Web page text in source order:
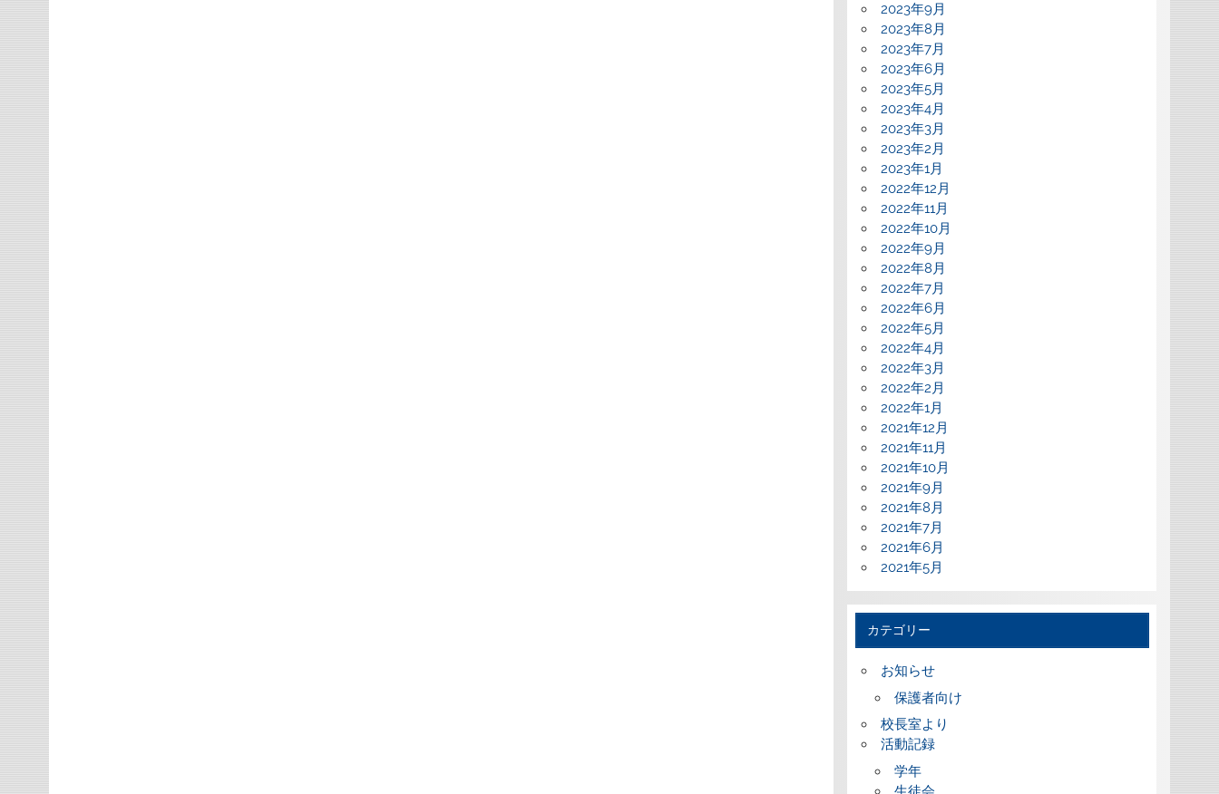
2023年9月
2023年8月
2023年7月
2023年6月
2023年5月
2023年4月
2023年3月
2023年2月
2023年1月
2022年12月
2022年11月
2022年10月
2022年9月
2022年8月
2022年7月
2022年6月
2022年5月
2022年4月
2022年3月
2022年2月
2022年1月
2021年12月
2021年11月
2021年10月
2021年9月
2021年8月
2021年7月
2021年6月
2021年5月
カテゴリー
お知らせ
保護者向け
校長室より
活動記録
学年